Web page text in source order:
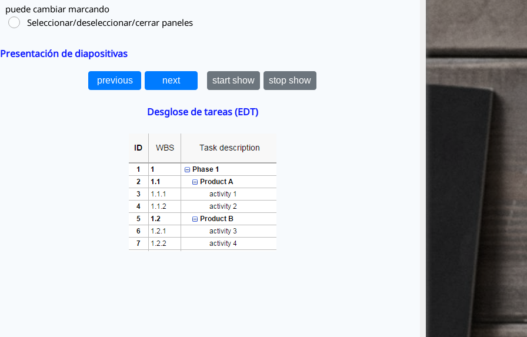
puede cambiar marcando
Seleccionar/deseleccionar/cerrar paneles
Presentación de diapositivas
Desglose de tareas (EDT)